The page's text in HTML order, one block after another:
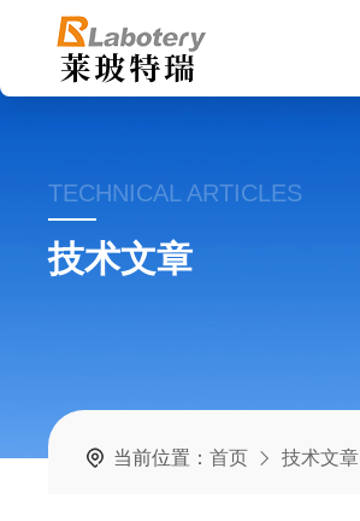
TECHNICAL ARTICLES
技术文章
当前位置：首页 技术文章